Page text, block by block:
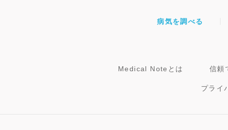
病気を調べる
Medical Noteとは 信頼
プライ